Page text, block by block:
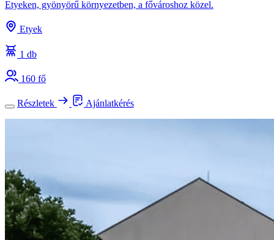
Etyeken, gyönyörű környezetben, a fővároshoz közel.
Etyek
1 db
160 fő
Részletek Ajánlatkérés